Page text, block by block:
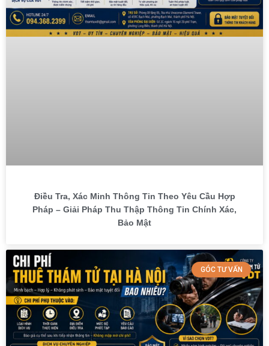
Điều Tra, Xác Minh Thông Tin Theo Yêu Cầu Hợp
Pháp – Giải Pháp Thu Thập Thông Tin Chính Xác,
Bảo Mật
GÓC TƯ VẤN